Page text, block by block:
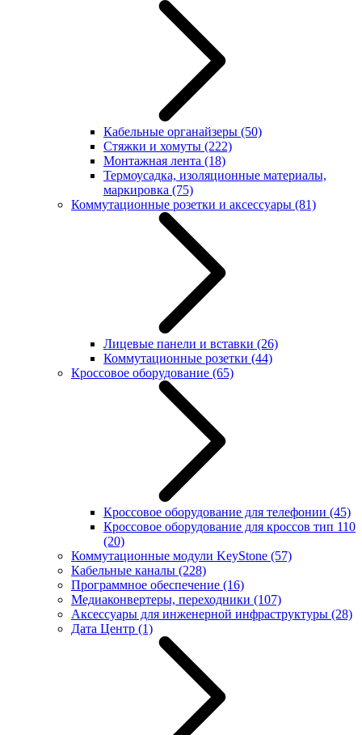
Кабельные органайзеры (50)
Стяжки и хомуты (222)
Монтажная лента (18)
Термоусадка, изоляционные материалы,
маркировка (75)
Коммутационные розетки и аксессуары (81)
Лицевые панели и вставки (26)
Коммутационные розетки (44)
Кроссовое оборудование (65)
Кроссовое оборудование для телефонии (45)
Кроссовое оборудование для кроссов тип 110
(20)
Коммутационные модули KeyStone (57)
Кабельные каналы (228)
Программное обеспечение (16)
Медиаконвертеры, переходники (107)
Аксессуары для инженерной инфраструктуры (28)
Дата Центр (1)